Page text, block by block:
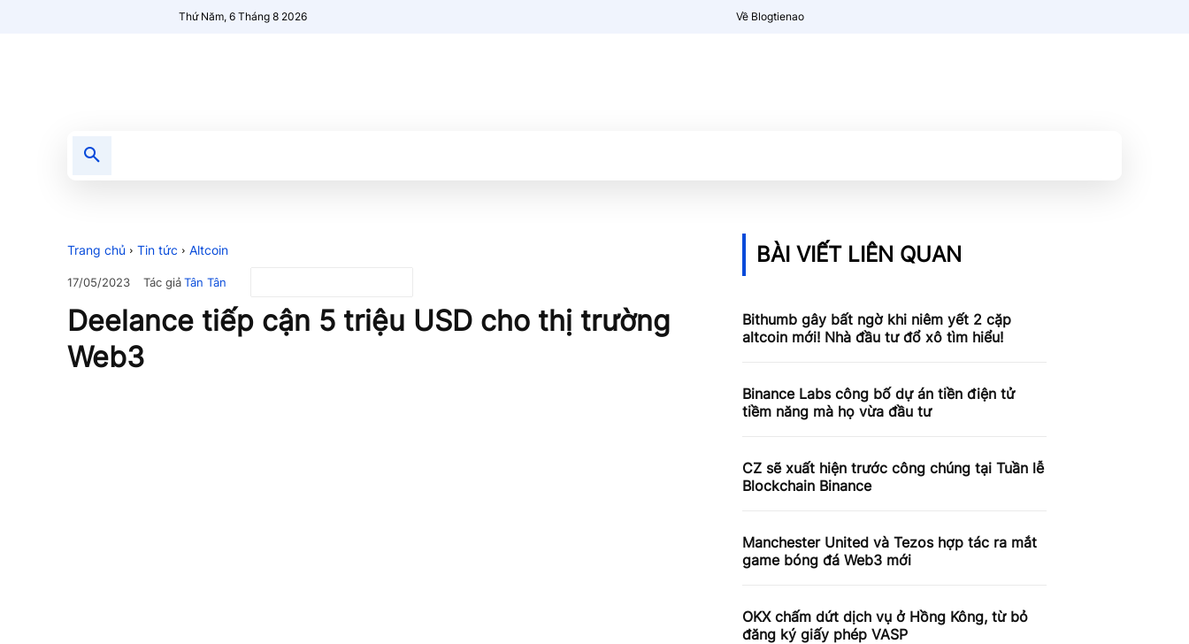
Thứ Năm, 6 Tháng 8 2026 Về Blogtienao
Trang chủ Tin tức Altcoin
17/05/2023 Tác giảTân Tân
Deelance tiếp cận 5 triệu USD cho thị trường
Web3
BÀI VIẾT LIÊN QUAN
Bithumb gây bất ngờ khi niêm yết 2 cặp
altcoin mới! Nhà đầu tư đổ xô tìm hiểu!
Binance Labs công bố dự án tiền điện tử
tiềm năng mà họ vừa đầu tư
CZ sẽ xuất hiện trước công chúng tại Tuần lễ
Blockchain Binance
Manchester United và Tezos hợp tác ra mắt
game bóng đá Web3 mới
OKX chấm dứt dịch vụ ở Hồng Kông, từ bỏ
đăng ký giấy phép VASP